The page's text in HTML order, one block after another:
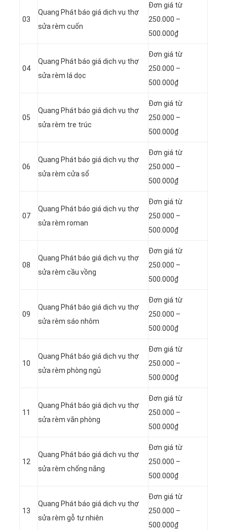
03
Quang Phát báo giá dịch vụ thợ
sửa rèm cuốn
Đơn giá từ
250.000 –
500.000₫
04
Quang Phát báo giá dịch vụ thợ
sửa rèm lá dọc
Đơn giá từ
250.000 –
500.000₫
05
Quang Phát báo giá dịch vụ thợ
sửa rèm tre trúc
Đơn giá từ
250.000 –
500.000₫
06
Quang Phát báo giá dịch vụ thợ
sửa rèm cửa sổ
Đơn giá từ
250.000 –
500.000₫
07
Quang Phát báo giá dịch vụ thợ
sửa rèm roman
Đơn giá từ
250.000 –
500.000₫
08
Quang Phát báo giá dịch vụ thợ
sửa rèm cầu vồng
Đơn giá từ
250.000 –
500.000₫
09
Quang Phát báo giá dịch vụ thợ
sửa rèm sáo nhôm
Đơn giá từ
250.000 –
500.000₫
10
Quang Phát báo giá dịch vụ thợ
sửa rèm phòng ngủ
Đơn giá từ
250.000 –
500.000₫
11
Quang Phát báo giá dịch vụ thợ
sửa rèm vắn phòng
Đơn giá từ
250.000 –
500.000₫
12
Quang Phát báo giá dịch vụ thợ
sửa rèm chống nắng
Đơn giá từ
250.000 –
500.000₫
13
Quang Phát báo giá dịch vụ thợ
sửa rèm gỗ tự nhiên
Đơn giá từ
250.000 –
500.000₫